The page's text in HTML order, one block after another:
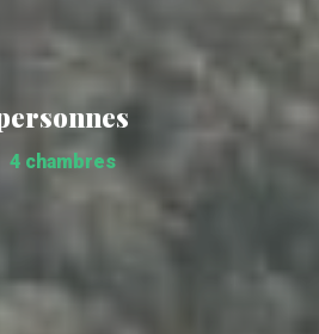
4 chambres